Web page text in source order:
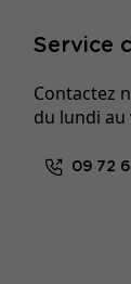
Service
Contactez
du lundi au
09 72